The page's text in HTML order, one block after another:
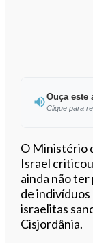
Ouça este
Clique para
O Ministério
Israel
ainda não
de
israelitas
Cisjordânia.